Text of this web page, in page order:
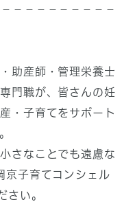
－－－－－－－－－
助産師・管理栄養士
門職が、皆さんの妊
・子育てをサポート
さなことでも遠慮な
京子育てコンシェル
さい。